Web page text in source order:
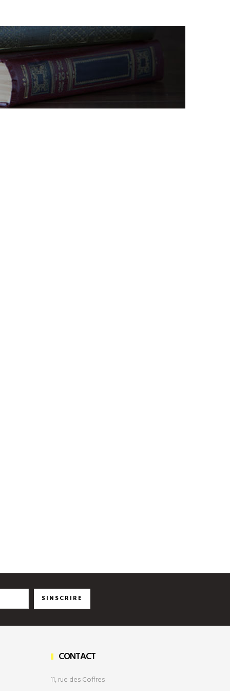
SINSCRIRE
CONTACT
11, rue des Coffres